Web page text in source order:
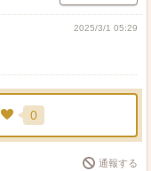
2025/3/1 05:29
0
通報する